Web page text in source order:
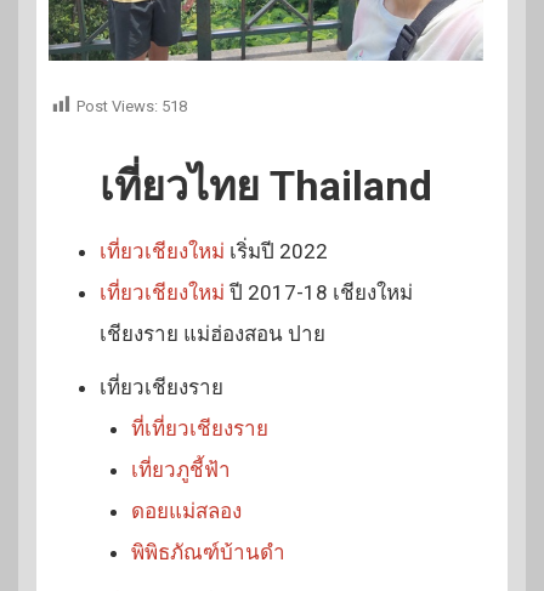
Post Views: 518
เที่ยวไทย Thailand
เที่ยวเชียงใหม่ เริ่มปี 2022
เที่ยวเชียงใหม่ ปี 2017-18 เชียงใหม่
เชียงราย แม่ฮ่องสอน ปาย
เที่ยวเชียงราย
ที่เที่ยวเชียงราย
เที่ยวภูชี้ฟ้า
ดอยแม่สลอง
พิพิธภัณฑ์บ้านดำ